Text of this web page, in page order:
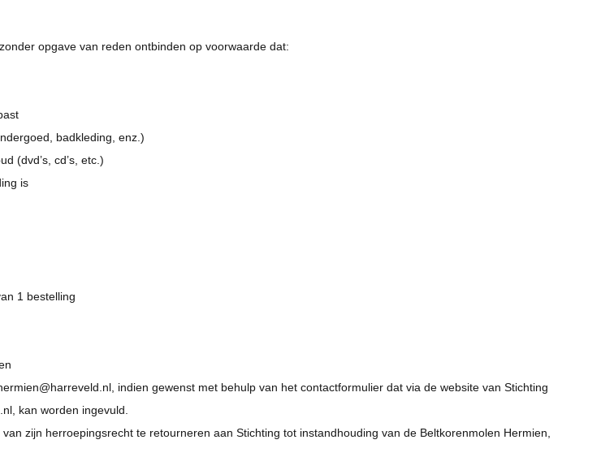
opgave van reden ontbinden op voorwaarde dat:
badkleding, enz.)
(dvd’s, cd’s, etc.)
is
1 bestelling
indien gewenst met behulp van het contactformulier dat via de website van Stichting
kan worden ingevuld.
zijn herroepingsrecht te retourneren aan Stichting tot instandhouding van de Beltkorenmolen Hermien,